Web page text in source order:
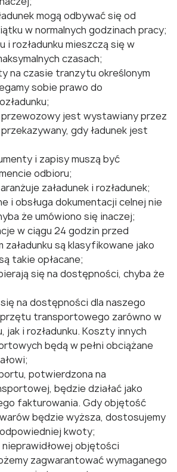
mogą odbywać się od
w normalnych godzinach pracy;
i rozładunku mieszczą się w
czasach;
na czasie tranzytu określonym
sobie prawo do
przewozowy jest wystawiany przez
gdy ładunek jest
i zapisy muszą być
odbioru;
załadunek i rozładunek;
i obsługa dokumentacji celnej nie
że umówiono się inaczej;
w ciągu 24 godzin przed
załadunku są klasyfikowane jako
takie opłacane;
się na dostępności, chyba że
na dostępności dla naszego
transportowego zarówno w
jak i rozładunku. Koszty innych
będą w pełni obciążane
potwierdzona na
będzie działać jako
fakturowania. Gdy objętość
będzie wyższa, dostosujemy
kwoty;
nieprawidłowej objętości
zagwarantować wymaganego